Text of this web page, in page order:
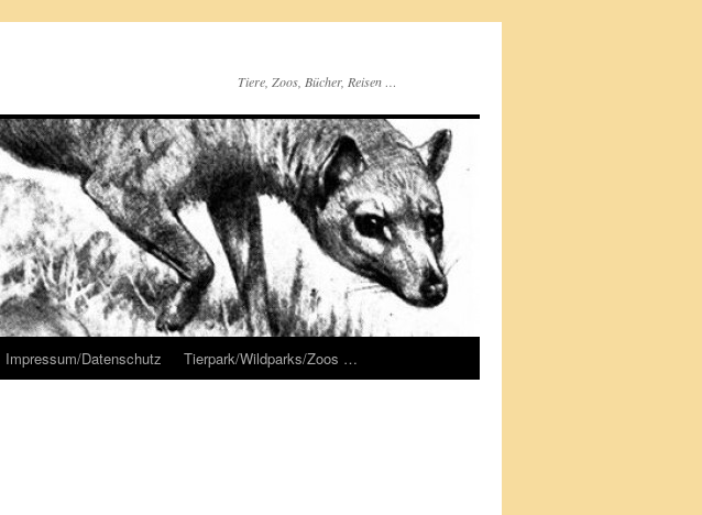
Tiere, Zoos, Bücher, Reisen …
Impressum/Datenschutz Tierpark/Wildparks/Zoos …